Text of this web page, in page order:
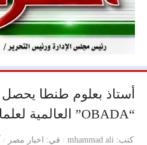
أستاذ بعلوم طنطا
“OBADA” العالمية لعلماء الشباب المتميزين
كتب mhammad ali في اخبار مصر